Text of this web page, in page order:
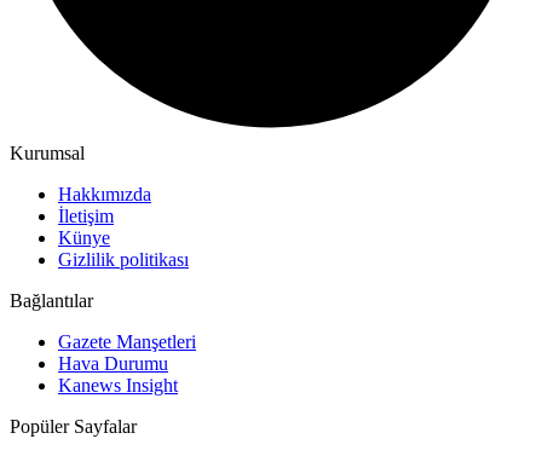
Kurumsal
Hakkımızda
İletişim
Künye
Gizlilik politikası
Bağlantılar
Gazete Manşetleri
Hava Durumu
Kanews Insight
Popüler Sayfalar